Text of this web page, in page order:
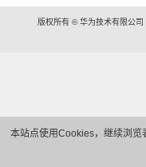
本站点使用Cookies，继续浏览
版权所有 © 华为技术有限公